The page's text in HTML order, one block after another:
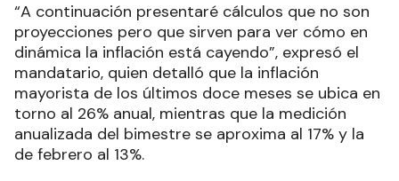
“A continuación presentaré cálculos que no son
proyecciones pero que sirven para ver cómo en
dinámica la inflación está cayendo”, expresó el
mandatario, quien detalló que la inflación
mayorista de los últimos doce meses se ubica en
torno al 26% anual, mientras que la medición
anualizada del bimestre se aproxima al 17% y la
de febrero al 13%.